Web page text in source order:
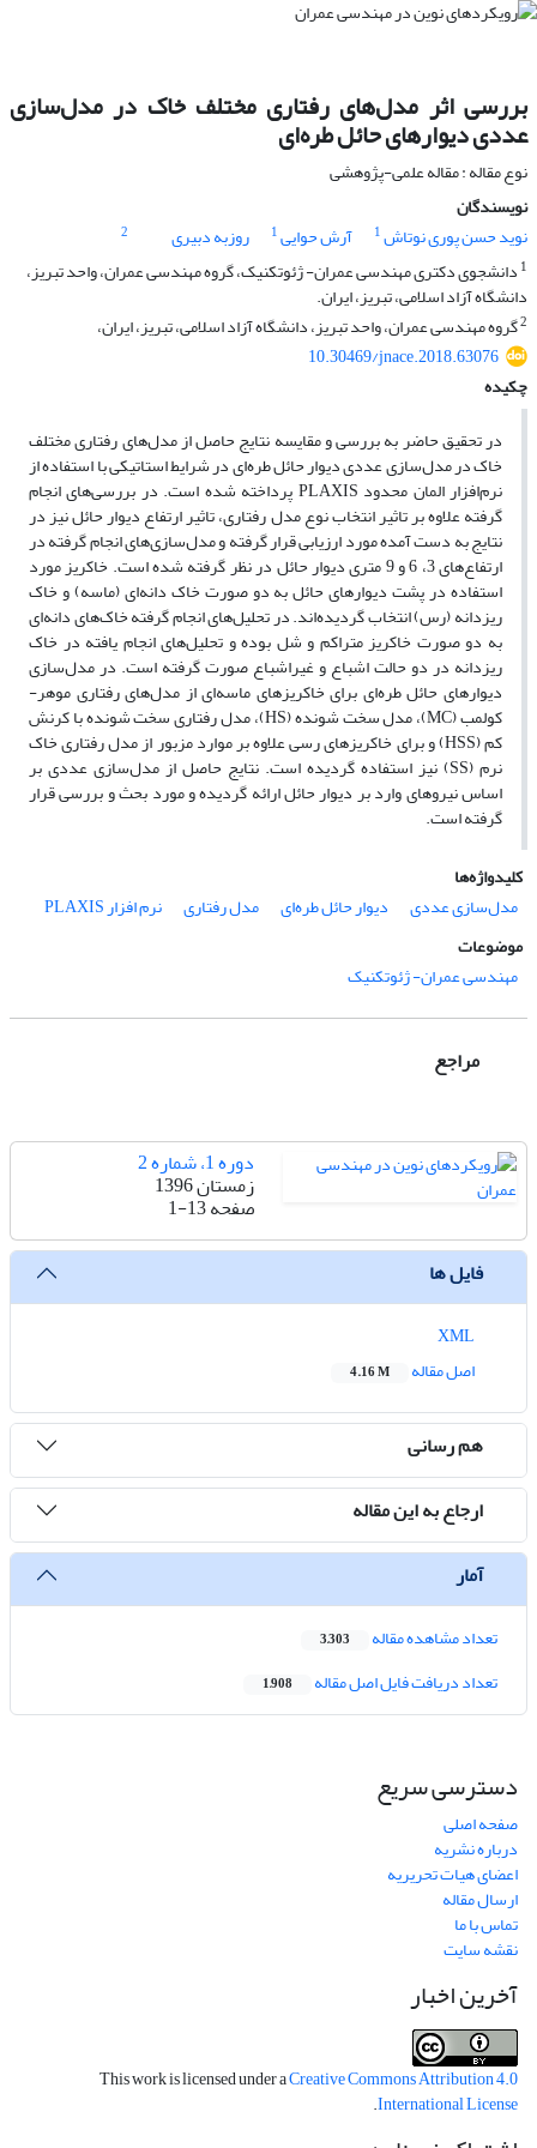
بررسی اثر مدل‌های رفتاری مختلف خاک در مدل‌‌سازی
عددی دیوارهای حائل طره‌ای
نوع مقاله : مقاله علمی-پژوهشی
نویسندگان
نوید حسن پوری نوتاش1 آرش حوایی1 روزبه دبیری
2
1 دانشجوی دکتری مهندسی عمران- ژئوتکنیک، گروه مهندسی عمران، واحد تبریز،
دانشگاه آزاد اسلامی، تبریز، ایران.
2گروه مهندسی عمران، واحد تبریز، دانشگاه آزاد اسلامی، تبریز، ایران،
10.30469/jnace.2018.63076
چکیده
در تحقیق حاضر به بررسی و مقایسه نتایج حاصل از مدل‌های رفتاری مختلف
خاک در مدل‌سازی عددی دیوار حائل طره‌ای در شرایط استاتیکی با استفاده از
نرم‌افزار المان محدود PLAXIS پرداخته شده است. در بررسی‌های انجام
گرفته علاوه بر تاثیر انتخاب نوع مدل رفتاری، تاثیر ارتفاع دیوار حائل نیز در
نتایج به دست آمده مورد ارزیابی قرار گرفته و مدل‌سازی‌های انجام گرفته در
ارتفاع‌های 3، 6 و 9 متری دیوار حائل در نظر گرفته شده است. خاکریز مورد
استفاده در پشت دیوارهای حائل به دو صورت خاک دانه‌ای (ماسه) و خاک
ریزدانه (رس) انتخاب گردیده‌اند. در تحلیل‌های انجام گرفته خاک‌های دانه‌ای
به دو صورت خاکریز متراکم و شل بوده و تحلیل‌های انجام یافته در خاک‌
ریزدانه در دو حالت اشباع و غیراشباع صورت گرفته است. در مدل‌سازی
دیوارهای حائل طره‌ای برای خاکریز‌های ماسه‌ای از مدل‌های رفتاری موهر-
کولمب (MC)، مدل سخت شونده (HS)، مدل رفتاری سخت شونده با کرنش
کم (HSS) و برای خاکریز‌های رسی علاوه بر موارد مزبور از مدل رفتاری خاک
نرم (SS) نیز استفاده گردیده است. نتایج حاصل از مدل‌سازی عددی بر
اساس نیروهای وارد بر دیوار حائل ارائه گردیده و مورد بحث و بررسی قرار
گرفته است.
کلیدواژه‌ها
مدل‌سازی عددی
دیوار حائل طره‌ای مدل رفتاری
نرم افزار PLAXIS
موضوعات
مهندسی عمران- ژئوتکنیک
مراجع
دوره 1، شماره 2
زمستان 1396
صفحه1-13
فایل ها
اصل مقاله
4.16 M
هم رسانی
ارجاع به این مقاله
آمار
تعداد مشاهده مقاله 3,303
تعداد دریافت فایل اصل مقاله 1,908
دسترسی سریع
صفحه اصلی
درباره نشریه
اعضای هیات تحریریه
ارسال مقاله
تماس با ما
نقشه سایت
آخرین اخبار
This work is licensed under aCreative Commons Attribution 4.0
International License
.